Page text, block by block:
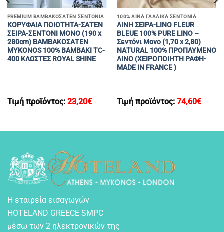
PREMIUM ΒΑΜΒΑΚΟΣΑΤΕΝ ΣΕΝΤΟΝΙΑ
ΚΟΡΥΦΑΙΑ ΠΟΙΟΤΗΤΑ-ΣΑΤΕΝ
ΣΕΙΡΑ-ΣΕΝΤΟΝΙ ΜΟΝΟ (190 x
280cm) ΒΑΜΒΑΚΟΣΑΤΕΝ
MYKONOS 100% BAMBAKI TC-
400 ΚΛΩΣΤΕΣ ROYAL SHINE
Τιμή προϊόντος: 23,20€
100% ΛΙΝΑ ΓΑΛΛΙΚΑ ΣΕΝΤΟΝΙΑ
ΛΙΝΗ ΣΕΙΡΑ-LINO FLEUR
BLEUE 100% PURE LINO –
Σεντόνι Mονο (1,70 x 2,80)
ΝΑΤURAL 100% ΠΡΟΠΛΥΜΕΝΟ
ΛΙΝΟ (ΧΕΙΡΟΠΟΙΗΤΗ ΡΑΦΗ-
MADE IN FRANCE )
Τιμή προϊόντος: 74,60€
Η εταιρεία εισαγωγών
HOTELAND GREECE SMPC
μέσω των 2 ηλεκτρονικών της